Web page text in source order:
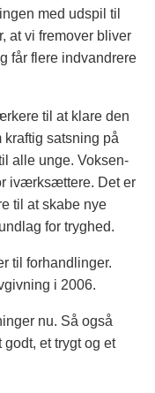
med udspil til
at vi fremover bliver
får flere indvandrere
til at klare den
satsning på
alle unge. Voksen-
iværksættere. Det er
til at skabe nye
for tryghed.
til forhandlinger.
i 2006.
nu. Så også
et trygt og et